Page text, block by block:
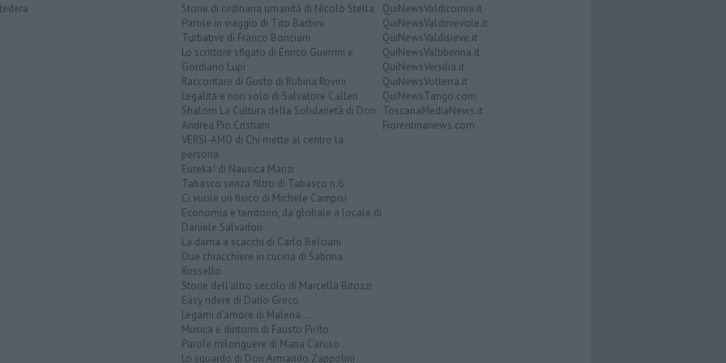
Storie di ordinaria umanità di Nicolò Stella
Parole in viaggio di Tito Barbini
Turbative di Franco Bonciani
Lo scrittore sfigato di Enrico Guerrini e
Gordiano Lupi
Raccontare di Gusto di Rubina Rovini
Legalità e non solo di Salvatore Calleri
Shalom La Cultura della Solidarietà di Don
Andrea Pio Cristiani
VERSI-AMO di Chi mette al centro la
persona
Eureka! di Nausica Manzi
Tabasco senza filtro di Tabasco n.6
Ci vuole un fisico di Michele Campisi
Economia e territorio, da globale a locale di
Daniele Salvadori
La dama a scacchi di Carlo Belciani
Due chiacchiere in cucina di Sabrina
Rossello
Storie dell'altro secolo di Marcella Bitozzi
Easy ridere di Dario Greco
Legami d'amore di Malena ...
Musica e dintorni di Fausto Pirìto
Parole milonguere di Maria Caruso
Lo sguardo di Don Armando Zappolini
QuiNewsValdicornia.it
QuiNewsValdinievole.it
QuiNewsValdisieve.it
QuiNewsValtiberina.it
QuiNewsVersilia.it
QuiNewsVolterra.it
QuiNewsTango.com
ToscanaMediaNews.it
Fiorentinanews.com